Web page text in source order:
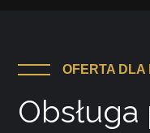
OFERTA DLA